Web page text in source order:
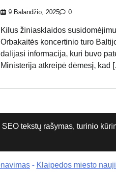
9 Balandžio, 2025 0
Kilus žiniasklaidos
Orbakaitės koncertinio turo
dalijasi informacija, kuri buvo
Ministerija atkreipė dėmesį, kad
tekstų rašymas, turinio
- Klaipedos miesto